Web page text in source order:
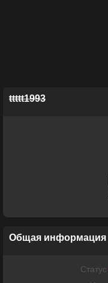
ttttt1993
Общая информация
Статус